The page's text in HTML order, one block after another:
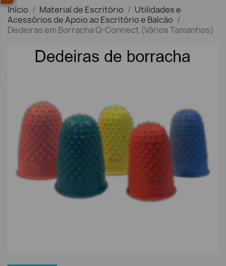
Início Material de Escritório
Utilidades e
Acessórios de Apoio ao Escritório e Balcão
Dedeiras em Borracha Q-Connect (Vários Tamanhos)